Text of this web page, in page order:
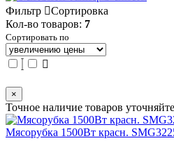
Фильтр
Сортировка
Кол-во товаров: 7
Сортировать по
×
Точное наличие товаров
Мясорубка 1500Вт красн.